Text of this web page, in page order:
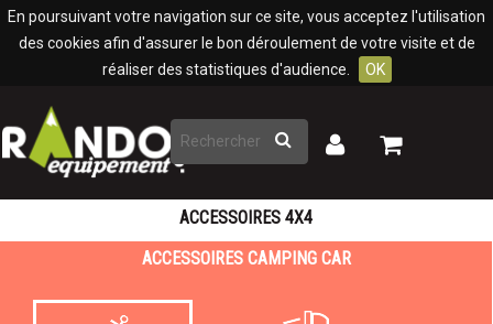
En poursuivant votre navigation sur ce site, vous acceptez l'utilisation
des cookies afin d'assurer le bon déroulement de votre visite et de
réaliser des statistiques d'audience.
OK
Rechercher
Mon
Mon
ACCESSOIRES 4X4
ACCESSOIRES CAMPING CAR
Panneau de gestion des cookies